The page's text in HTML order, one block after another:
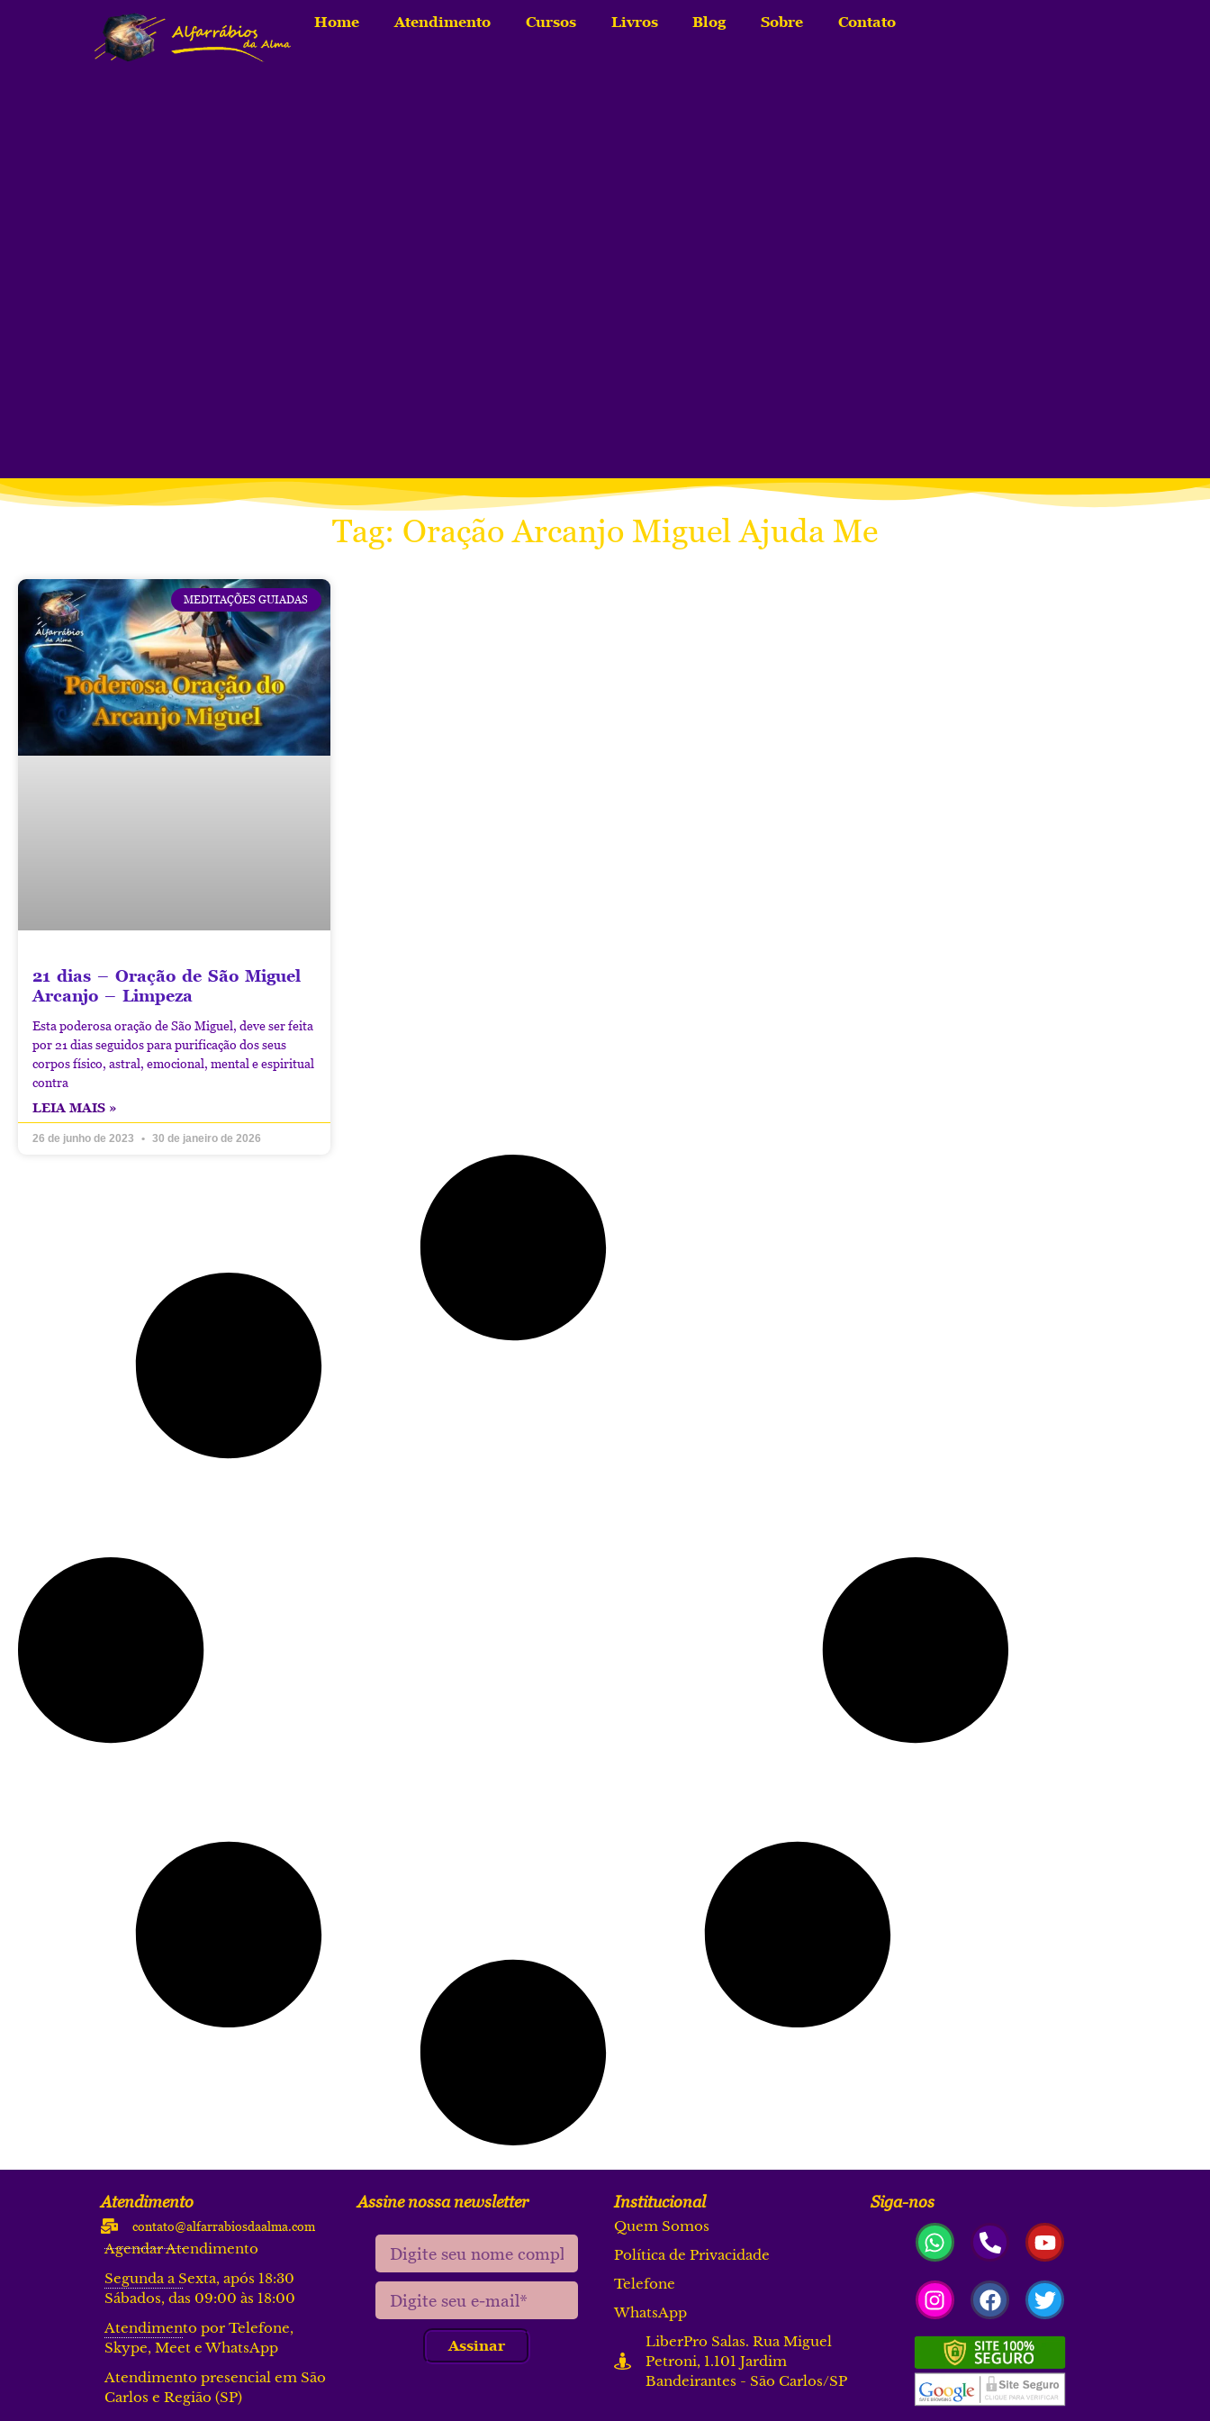
Home Atendimento Cursos Livros Blog Sobre Contato
Tag: Oração Arcanjo Miguel Ajuda Me
MEDITAÇÕES GUIADAS
21 dias – Oração de São Miguel
Arcanjo – Limpeza
Esta poderosa oração de São Miguel, deve ser feita
por 21 dias seguidos para purificação dos seus
corpos físico, astral, emocional, mental e espiritual
contra
LEIA MAIS »
26 de junho de 2023 30 de janeiro de 2026
Atendimento
contato@alfarrabiosdaalma.com
Agendar Atendimento
Segunda a Sexta, após 18:30
Sábados, das 09:00 às 18:00
Atendimento por Telefone,
Skype, Meet e WhatsApp
Atendimento presencial em São
Carlos e Região (SP)
Assine nossa newsletter
Assinar
Institucional
Quem Somos
Política de Privacidade
Telefone
WhatsApp
LiberPro Salas. Rua Miguel
Petroni, 1.101 Jardim
Bandeirantes - São Carlos/SP
Siga-nos